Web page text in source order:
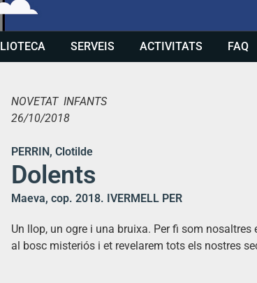
SERVEIS ACTIVITATS FAQ
NOVETAT INFANTS
26/10/2018
PERRIN, Clotilde
Dolents
Maeva, cop. 2018. IVERMELL PER
Un llop, un ogre i una bruixa. Per fi som nosaltres
al bosc misteriós i et revelarem tots els nostres